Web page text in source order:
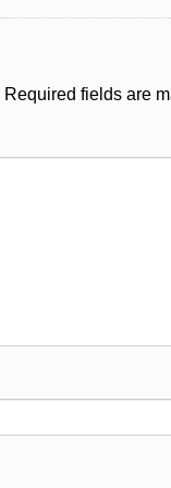
Required fields are